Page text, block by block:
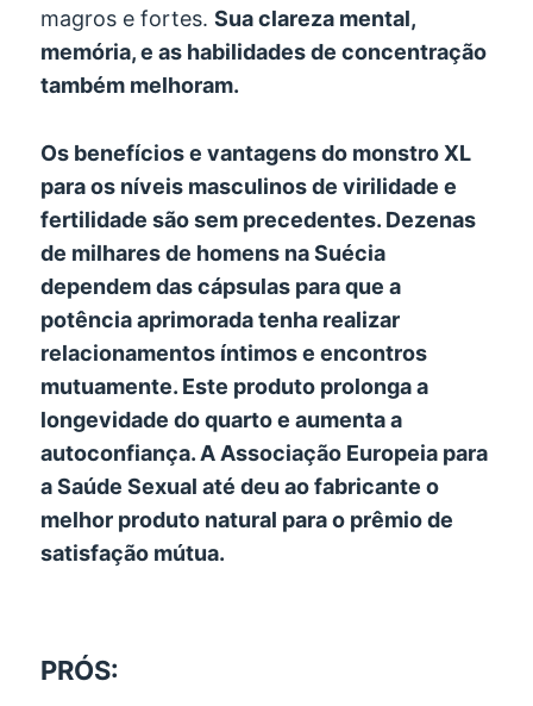
magros e fortes.Sua clareza mental,
memória, e as habilidades de concentração
também melhoram.
Os benefícios e vantagens do monstro XL
para os níveis masculinos de virilidade e
fertilidade são sem precedentes. Dezenas
de milhares de homens na Suécia
dependem das cápsulas para que a
potência aprimorada tenha realizar
relacionamentos íntimos e encontros
mutuamente. Este produto prolonga a
longevidade do quarto e aumenta a
autoconfiança. A Associação Europeia para
a Saúde Sexual até deu ao fabricante o
melhor produto natural para o prêmio de
satisfação mútua.
PRÓS: